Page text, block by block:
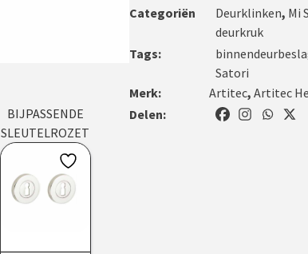
BIJPASSENDE
SLEUTELROZET
Categoriën
Deurklinken, Mi
deurkruk
Tags:
Satori
Merk:
Artitec, Artitec
Delen: